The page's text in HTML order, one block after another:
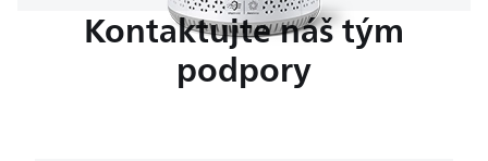
Kontaktujte náš tým
podpory